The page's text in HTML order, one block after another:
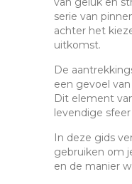
serie van
achter het
uitkomst.
De
een gevoel
Dit element
levendige sfeer
In deze gids
gebruiken om
en de manier